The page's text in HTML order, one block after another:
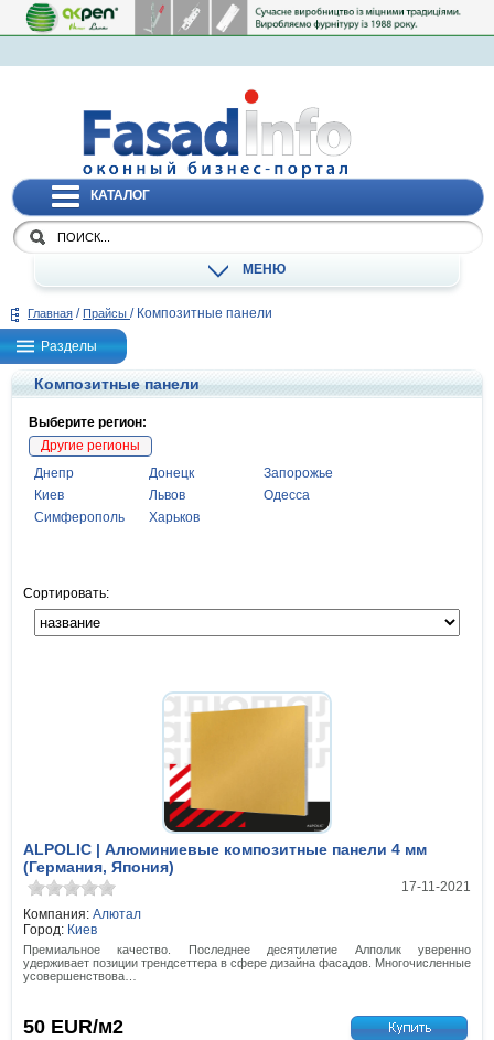
КАТАЛОГ
МЕНЮ
Главная / Прайсы / Композитные панели
Разделы
Композитные панели
Выберите регион:
Другие регионы
Днепр
Донецк
Запорожье
Киев
Львов
Одесса
Симферополь
Харьков
Сортировать:
ALPOLIC | Алюминиевые композитные панели 4 мм
(Германия, Япония)
17-11-2021
Компания: Алютал
Город: Киев
Премиальное качество. Последнее десятилетие Алполик уверенно
удерживает позиции трендсеттера в сфере дизайна фасадов. Многочисленные
усовершенствова…
50 EUR/м2